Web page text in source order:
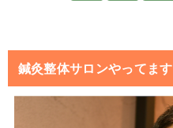
鍼灸整体サロンやってます